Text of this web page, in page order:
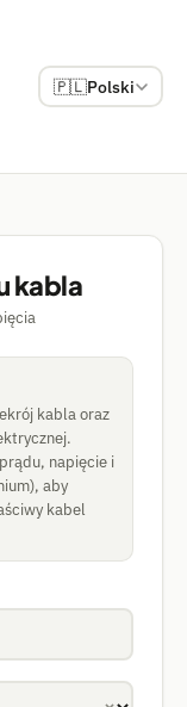
🇵🇱Polski
kabla
kabla oraz
napięcie i
aby
kabel